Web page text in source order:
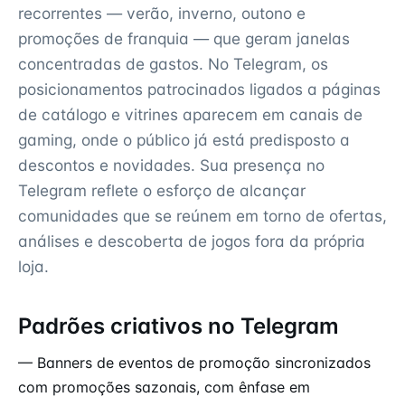
recorrentes — verão, inverno, outono e
promoções de franquia — que geram janelas
concentradas de gastos. No Telegram, os
posicionamentos patrocinados ligados a páginas
de catálogo e vitrines aparecem em canais de
gaming, onde o público já está predisposto a
descontos e novidades. Sua presença no
Telegram reflete o esforço de alcançar
comunidades que se reúnem em torno de ofertas,
análises e descoberta de jogos fora da própria
loja.
Padrões criativos no Telegram
— Banners de eventos de promoção sincronizados
com promoções sazonais, com ênfase em